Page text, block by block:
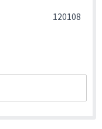
120108